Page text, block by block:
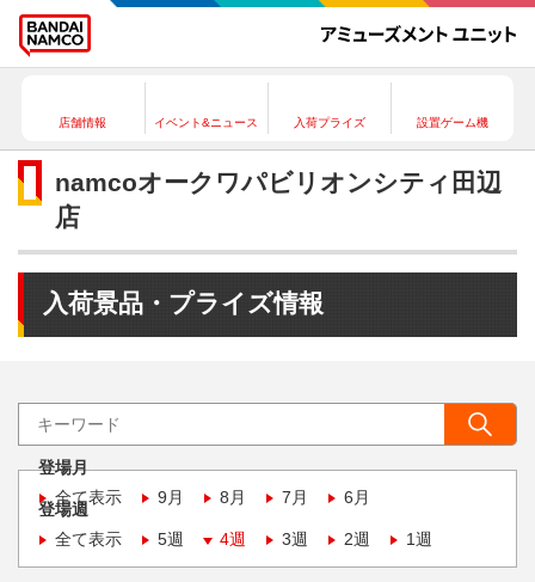
店舗情報 イベント&ニュース 入荷プライズ 設置ゲーム機
namcoオークワパビリオンシティ田辺
店
入荷景品・プライズ情報
登場月
全て表示
9月 8月 7月 6月
登場週
全て表示
5週 4週 3週 2週 1週